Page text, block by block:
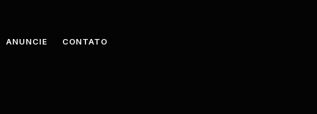
ANUNCIE CONTATO